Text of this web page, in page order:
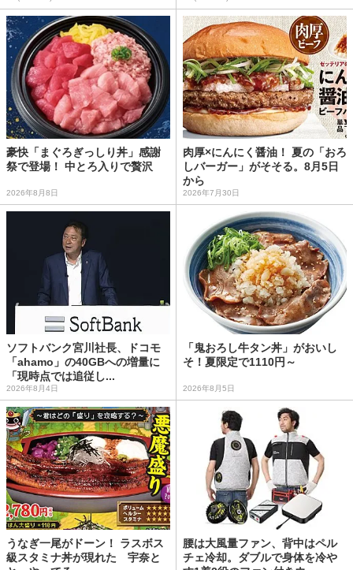
豪快「まぐろぎっしり丼」感謝
祭で登場！ 中とろ入りで贅沢
2026年8月8日
肉厚×にんにく醤油！ 夏の「おろ
しバーガー」がそそる。8月5日
から
2026年7月30日
ソフトバンク宮川社長、ドコモ
「ahamo」の40GBへの増量に
「現時点では追従し...
2026年8月4日
「鬼おろし牛タン丼」がおいし
そ！夏限定で1110円～
2026年8月5日
うなぎ一尾がドーン！ ラスボス
級スタミナ丼が現れた 宇奈と
腰は大風量ファン、背中はペル
チェ冷却。ダブルで身体を冷や